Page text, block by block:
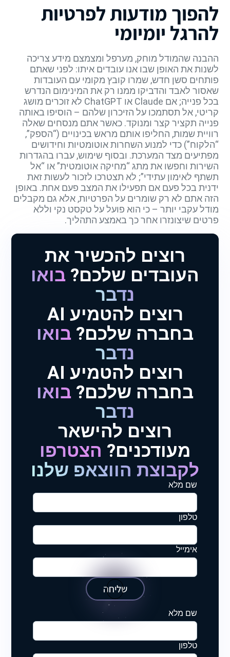
להפוך מודעות לפרטיות
להרגל יומיומי
ההבנה שהמודל מוחק, מערפל ומצמצם מידע צריכה
לשנות את האופן שבו אנו עובדים איתו: לפני שאתם
פותחים סשן חדש, שמרו קובץ מקומי עם העובדות
שאסור לאבד והדביקו ממנו רק את המינימום הנדרש
בכל פנייה; אם Claude או ChatGPT לא זוכרים מושג
קריטי, אל תסתמכו על הזיכרון שלהם – הוסיפו באותה
פנייה תקציר קצר ומנוקד. כאשר אתם מנסחים שאלה
רוויית שמות, החליפו אותם מראש בכינויים (“הספק”,
“הלקוח”) כדי למנוע השחרות אוטומטיות וחידושים
מפתיעים מצד המערכת. ובסוף שימוש, עברו בהגדרות
השירות וחפשו את מתג “מחיקה אוטומטית” או “אל
תשתף לאימון עתידי”; לא תצטרכו לזכור לעשות זאת
ידנית בכל פעם אם תפעילו את המצב פעם אחת. באופן
הזה אתם לא רק שומרים על הפרטיות, אלא גם מקבלים
מודל עקבי יותר – כי הוא פועל על טקסט נקי וללא
פרטים שיצונזרו אחר כך באמצע התהליך.
רוצים להכשיר את
העובדים שלכם? בואו
נדבר
רוצים להטמיע AI
בחברה שלכם? בואו
נדבר
רוצים להטמיע AI
בחברה שלכם? בואו
נדבר
רוצים להישאר
מעודכנים? הצטרפו
לקבוצת הווצאפ שלנו
שם מלא
טלפון
אימייל
שליחה
שם מלא
טלפון